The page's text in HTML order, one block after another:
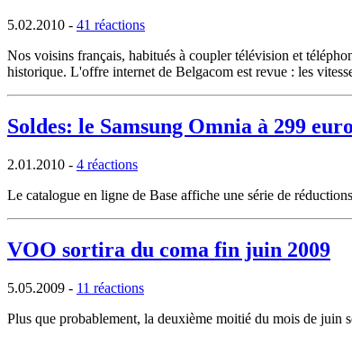
5.02.2010 - 41 réactions
Nos voisins français, habitués à coupler télévision et
historique. L'offre internet de Belgacom est revue : les
Soldes: le Samsung Omnia à 299
2.01.2010 - 4 réactions
Le catalogue en ligne de Base affiche une série de
VOO sortira du coma fin juin 2009
5.05.2009 - 11 réactions
Plus que probablement, la deuxième moitié du mois de juin